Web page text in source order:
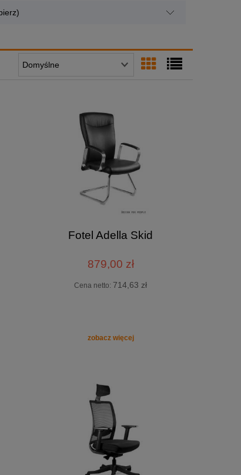
Fotel Adella Skid
879,00 zł
Cena netto: 714,63 zł
zobacz więcej